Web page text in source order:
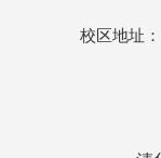
校区地址